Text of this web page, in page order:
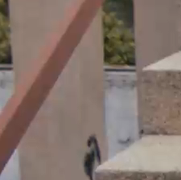
ללמוד אונליין
כל תיכון